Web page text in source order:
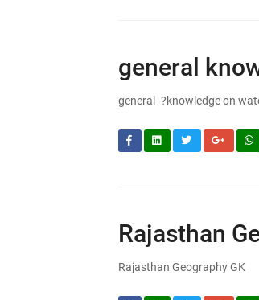
general
general -?knowledge on
Rajasthan
Rajasthan Geography GK